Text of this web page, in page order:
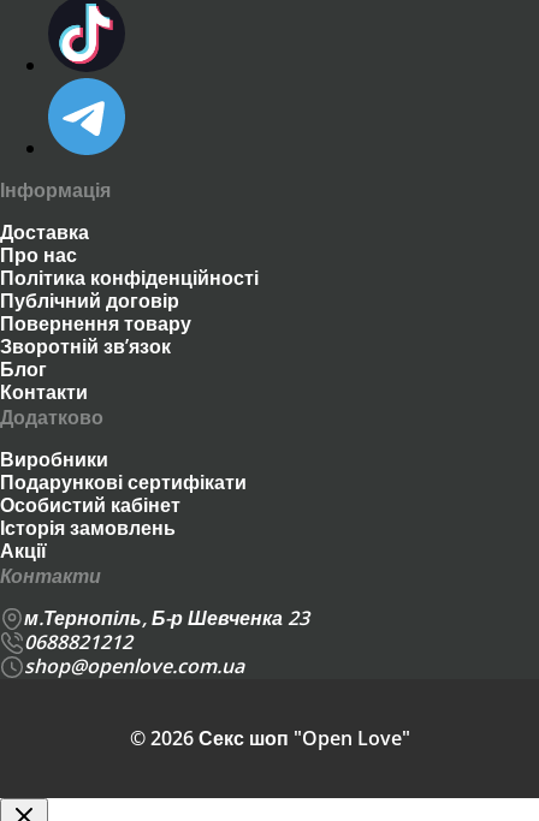
Інформація
Доставка
Про нас
Політика конфіденційності
Публічний договір
Повернення товару
Зворотній зв’язок
Блог
Контакти
Додатково
Виробники
Подарункові сертифікати
Особистий кабінет
Історія замовлень
Акції
Контакти
м.Тернопіль, Б-р Шевченка 23
0688821212
shop@openlove.com.ua
© 2026 Секс шоп "Open Love"